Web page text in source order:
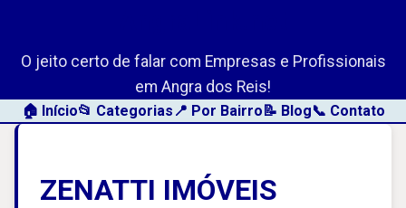
O jeito certo de falar com Empresas e Profissionais
em Angra dos Reis!
🏠 Início📂 Categorias 📍 Por Bairro📝 Blog📞 Contato
ZENATTI IMÓVEIS